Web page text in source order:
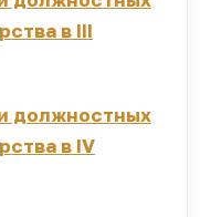
в III
должностных
в IV